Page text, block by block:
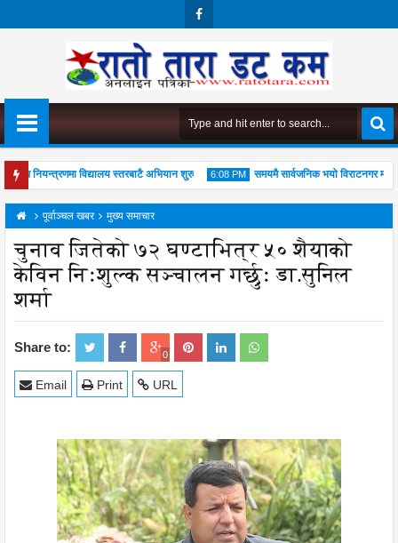
Boo
नियन्त्रणमा विद्यालय स्तरबाटै अभियान शुरु 6:08 PM
समयमै सार्वजनिक भयो विराटनगर
पूर्वाञ्चल खबर मुख्य समाचार
चुनाव जितेको ७२ घण्टाभित्र ५० शैयाको
केविन निःशुल्क सञ्चालन गर्छुः डा.सुनिल
शर्मा
Share to: 0
URL
Print
Email